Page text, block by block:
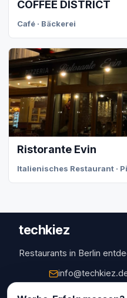
COFFEE DISTRICT
Café · Bäckerei
Ristorante Evin
Italienisches Restaurant ·
techkiez
Restaurants in Berlin
Restaurants